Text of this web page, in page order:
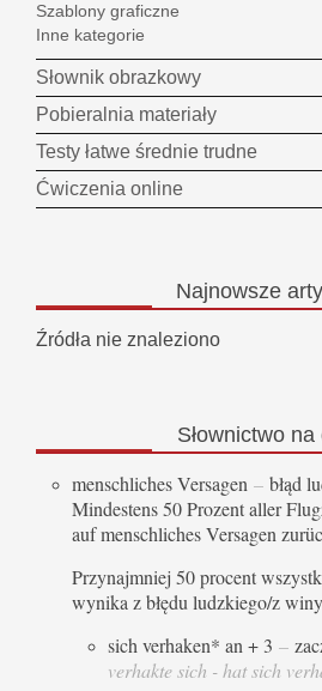
Szablony graficzne
Inne kategorie
Słownik obrazkowy
Pobieralnia materiały
Testy łatwe średnie trudne
Ćwiczenia online
Najnowsze
Źródła nie znaleziono
Słownictwo na
menschliches Versagen – błąd
Mindestens 50 Prozent aller
auf menschliches Versagen
Przynajmniej 50 procent
wynika z błędu ludzkiego/z
sich verhaken* an + 3 –
verhakte sich - hat sich